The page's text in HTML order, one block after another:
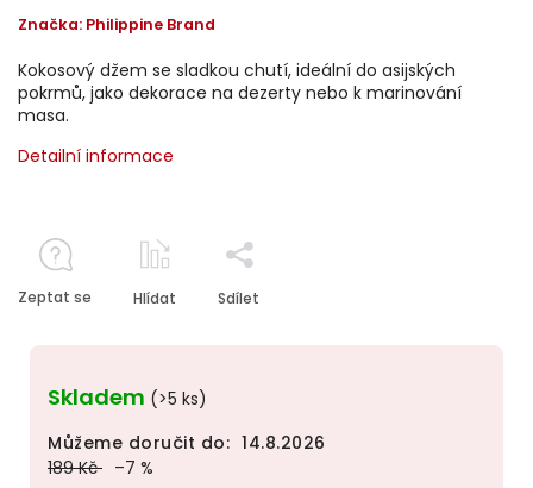
Značka: Philippine Brand
189 Kč –7 %
Skladem (>5 ks)
Můžeme doručit do: 14.8.2026
Kokosový džem se sladkou chutí, ideální do asijských
pokrmů, jako dekorace na dezerty nebo k marinování
masa.
Detailní informace
Zeptat se Hlídat Sdílet